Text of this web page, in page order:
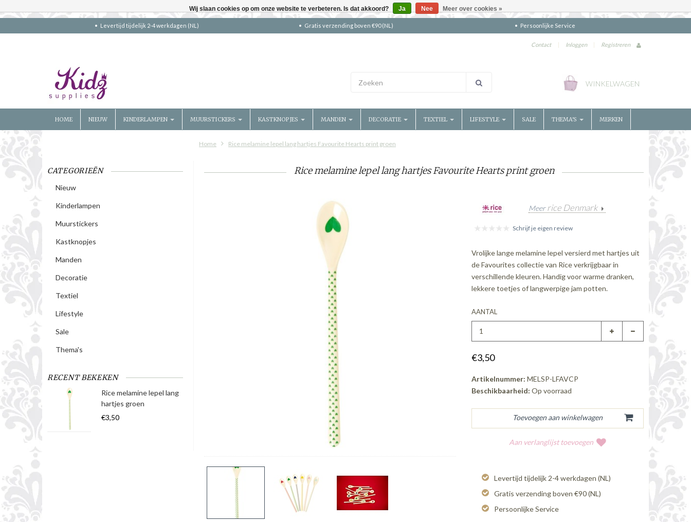
Levertijd tijdelijk 2-4 werkdagen (NL) Gratis verzending boven €90 (NL) Persoonlijke Service
Contact | Inloggen | Registreren
WINKELWAGEN
HOME NIEUW KINDERLAMPEN MUURSTICKERS KASTKNOPJES MANDEN DECORATIE TEXTIEL LIFESTYLE SALE THEMA'S MERKEN
Home Rice melamine lepel lang hartjes Favourite Hearts print groen
CATEGORIEËN
Nieuw
Kinderlampen
Muurstickers
Kastknopjes
Manden
Decoratie
Textiel
Lifestyle
Sale
Thema's
RECENT BEKEKEN
Rice melamine lepel lang
hartjes groen
€3,50
Rice melamine lepel lang hartjes Favourite Hearts print groen
Meerrice Denmark
Schrijf je eigen review
Vrolijke lange melamine lepel versierd met hartjes uit
de Favourites collectie van Rice verkrijgbaar in
verschillende kleuren. Handig voor warme dranken,
lekkere toetjes of langwerpige jam potten.
AANTAL
€3,50
Artikelnummer: MELSP-LFAVCP
Beschikbaarheid: Op voorraad
Aan verlanglijst toevoegen
Levertijd tijdelijk 2-4 werkdagen (NL)
Gratis verzending boven €90 (NL)
Persoonlijke Service
Wij slaan cookies op om onze website te verbeteren. Is dat akkoord? Ja Nee Meer over cookies »